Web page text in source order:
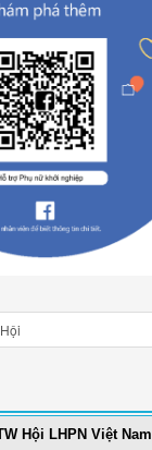
Hội LHPN Việt Nam